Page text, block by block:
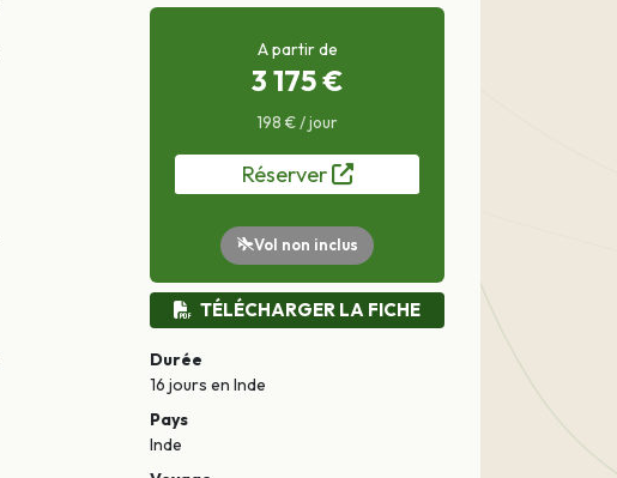
A partir de
3 175 €
198 € / jour
Réserver
Vol non inclus
TÉLÉCHARGER LA FICHE
Durée
16 jours en Inde
Pays
Inde